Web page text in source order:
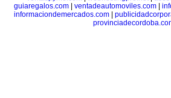
guiaregalos.com| ventadeautomoviles.com|
informaciondemercados.com|